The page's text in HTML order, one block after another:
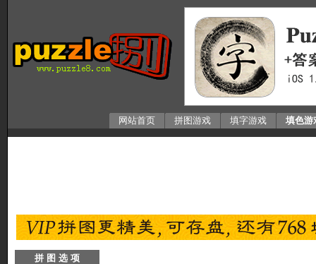
网站首页 拼图游戏 填字游戏 填色游
拼 图 选 项